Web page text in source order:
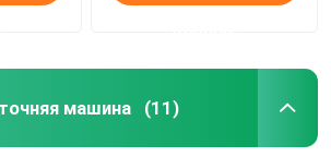
машина (11)